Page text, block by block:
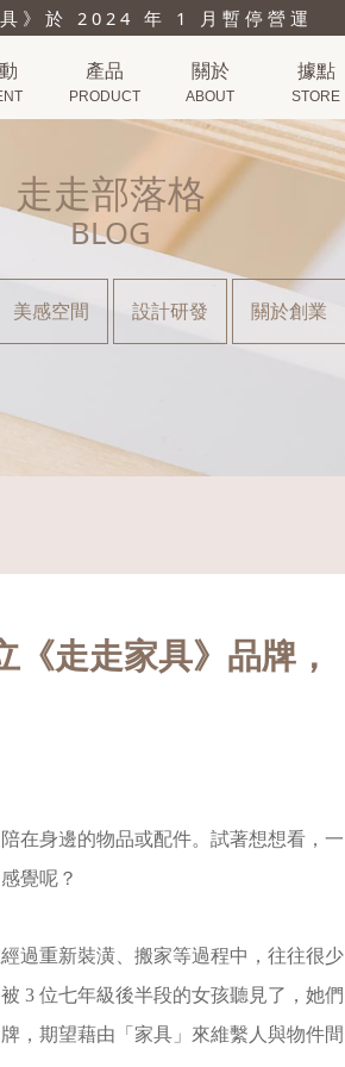
具》於 2024 年 1 月暫停營運
產品
PRODUCT
關於
ABOUT
據點
STORE
走走部落格
BLOG
美感空間 設計研發 關於創業
走走家具》品牌，
在身邊的物品或配件。試著想想看，一
覺呢？
過重新裝潢、搬家等過程中，往往很少
3 位七年級後半段的女孩聽見了，她們
，期望藉由「家具」來維繫人與物件間